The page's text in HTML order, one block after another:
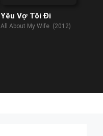
Yêu Vợ Tôi Đi
All About My Wife (2012)